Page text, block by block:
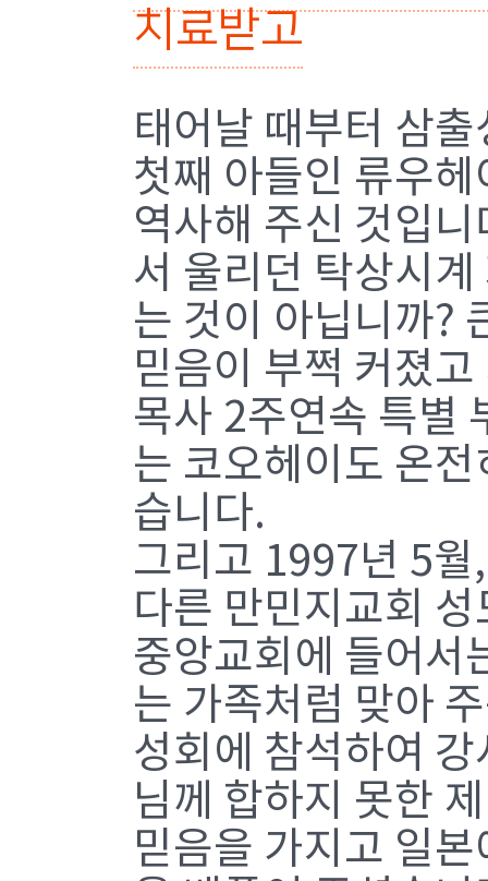
치료받고
태어날 때부터 삼
첫째 아들인 류우
역사해 주신 것입
서 울리던 탁상시
는 것이 아닙니까?
믿음이 부쩍 커졌
목사 2주연속 특별
는 코오헤이도 온
습니다.
그리고 1997년 5월
다른 만민지교회
중앙교회에 들어서
는 가족처럼 맞아
성회에 참석하여
님께 합하지 못한
믿음을 가지고 일